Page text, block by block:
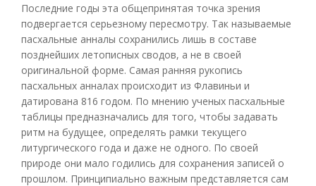
Последние годы эта общепринятая точка зрения
подвергается серьезному пересмотру. Так называемые
пасхальные анналы сохранились лишь в составе
позднейших летописных сводов, а не в своей
оригинальной форме. Самая ранняя рукопись
пасхальных анналах происходит из Флавиньи и
датирована 816 годом. По мнению ученых пасхальные
таблицы предназначались для того, чтобы задавать
ритм на будущее, определять рамки текущего
литургического года и даже не одного. По своей
природе они мало годились для сохранения записей о
прошлом. Принципиально важным представляется сам